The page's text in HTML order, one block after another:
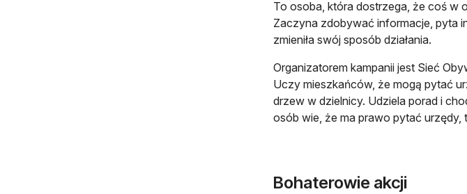
To osoba, która dostrzega, że coś w
Zaczyna zdobywać informacje, pyta
zmieniła swój sposób działania.
Organizatorem kampanii jest Sieć
Uczy mieszkańców, że mogą pytać
drzew w dzielnicy. Udziela porad i
osób wie, że ma prawo pytać
Bohaterowie akcji